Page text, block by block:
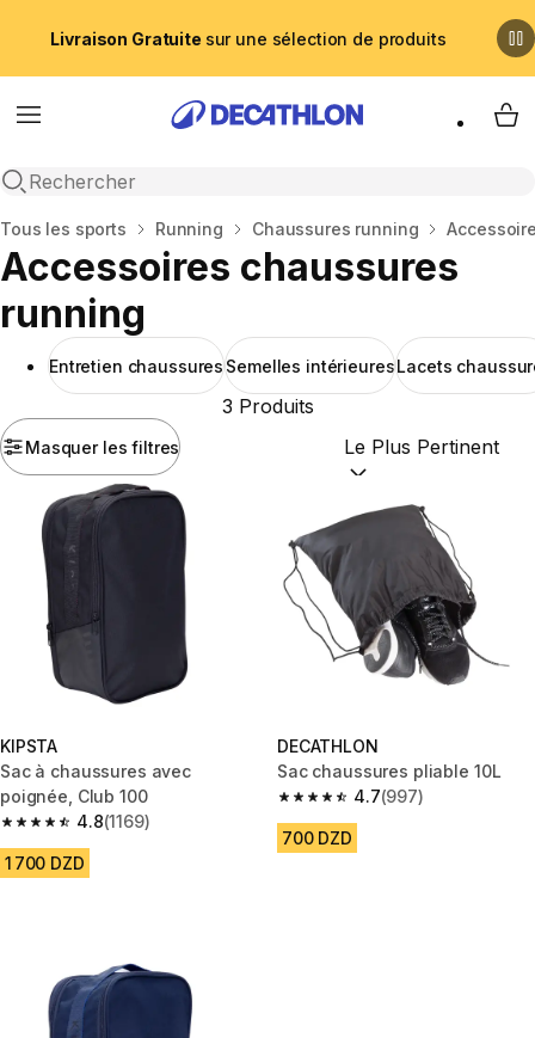
Livraison Gratuite sur une sélection de produits
Menu
Recherche ouverte
My
Accueil
Tous les sports Running Chaussures running
Accessoires chaussures
running
Entretien chaussures Semelles intérieuresLacets
Masquer les filtres
3 Produits
Trier par :(optional)
KIPSTA
Sac à chaussures avec
poignée, Club 100
4.8
4.8 out of 5 stars from 1169 reviews
(1169)
1 700 DZD
DECATHLON
Sac chaussures pliable 10L
4.7
4.7 out of 5 stars from 997
(997)
700 DZD